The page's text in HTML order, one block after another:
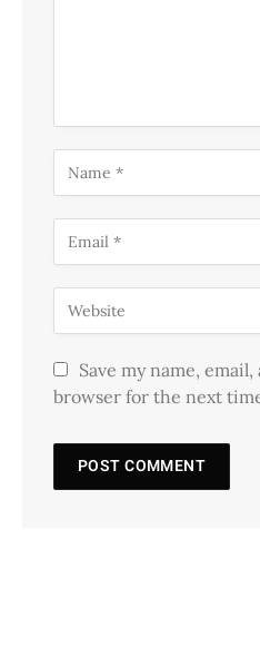
Save my name,
browser for the next